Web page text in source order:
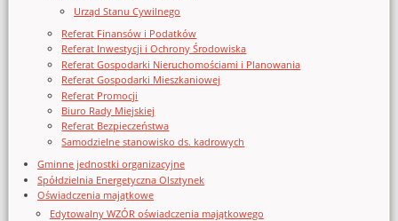
Urząd Stanu Cywilnego
Referat Finansów i Podatków
Referat Inwestycji i Ochrony Środowiska
Referat Gospodarki Nieruchomościami i Planowania
Referat Gospodarki Mieszkaniowej
Referat Promocji
Biuro Rady Miejskiej
Referat Bezpieczeństwa
Samodzielne stanowisko ds. kadrowych
Gminne jednostki organizacyjne
Spółdzielnia Energetyczna Olsztynek
Oświadczenia majątkowe
Edytowalny WZÓR oświadczenia majątkowego